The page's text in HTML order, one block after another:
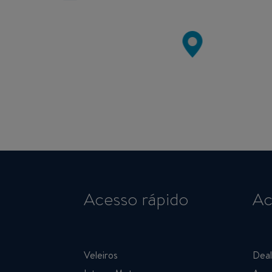
Acesso rápido
Veleiros